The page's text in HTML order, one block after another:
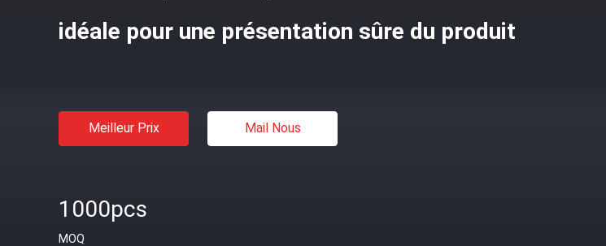
idéale pour une présentation sûre du produit
Meilleur Prix Mail Nous
1000pcs
MOQ